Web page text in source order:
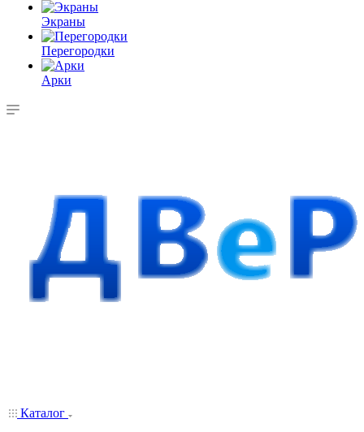
Экраны
Перегородки
Арки
Каталог